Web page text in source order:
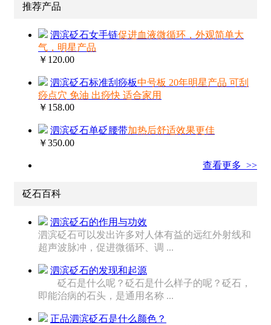
推荐产品
泗滨砭石女手链促进血液微循环，外观简单大
气，明星产品
￥120.00
泗滨砭石标准刮痧板中号板 20年明星产品 可刮
痧点穴 免油 出痧快 适合家用
￥158.00
泗滨砭石单砭腰带加热后舒适效果更佳
￥350.00
查看更多 >>
砭石百科
泗滨砭石的作用与功效
泗滨砭石可以发出许多对人体有益的远红外射线和
超声波脉冲，促进微循环、调 ...
泗滨砭石的发现和起源
砭石是什么呢？砭石是什么样子的呢？砭石，
即能治病的石头，是通用名称 ...
正品泗滨砭石是什么颜色？